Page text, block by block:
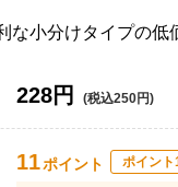
な小分けタイプの低
228円 (税込250円)
11ポイント ポイント